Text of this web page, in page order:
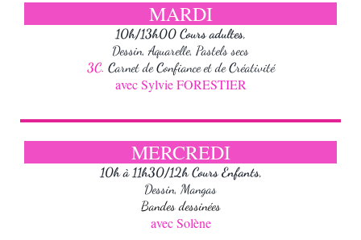
MARDI
10h/13h00 Cours adultes,
Dessin, Aquarelle, Pastels secs
3C. Carnet deConfiance et deCréativité
avec Sylvie FORESTIER
MERCREDI
10h à 11h30/12h Cours Enfants,
Dessin, Mangas
Bandes dessinées
avec Solène